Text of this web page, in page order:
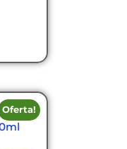
Oferta!